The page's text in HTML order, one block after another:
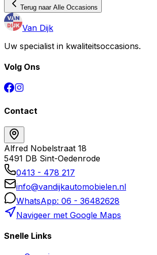
Terug naar Alle Occasions
Van Dijk
Uw specialist in kwaliteitsoccasions.
Volg Ons
Contact
Alfred Nobelstraat 18
5491 DB Sint-Oedenrode
0413 - 478 217
info@vandijkautomobielen.nl
WhatsApp: 06 - 36482628
Navigeer met Google Maps
Snelle Links